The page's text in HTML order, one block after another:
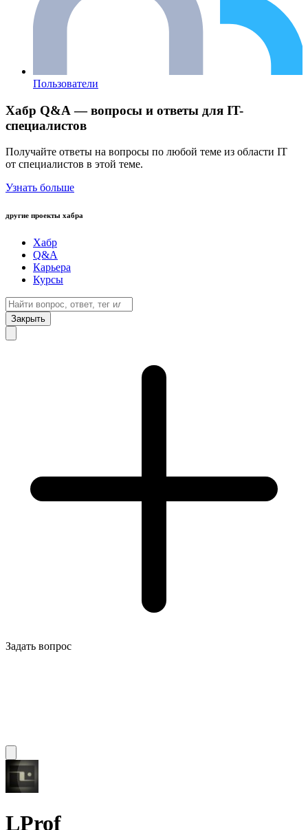
Пользователи
Хабр Q&A — вопросы и ответы для IT-
специалистов
Получайте ответы на вопросы по любой теме из области IT
от специалистов в этой теме.
Узнать больше
другие проекты хабра
Хабр
Q&A
Карьера
Курсы
Закрыть
Задать вопрос
LProf